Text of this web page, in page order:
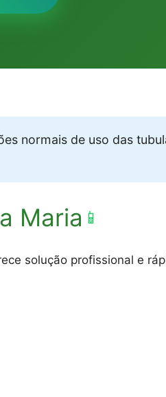
normais de uso das
Maria 📱
solução profissional e